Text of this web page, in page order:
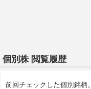
個別株 閲覧履歴
前回チェックした個別銘柄。